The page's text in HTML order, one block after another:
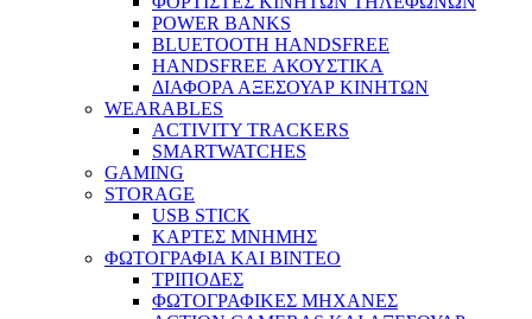
POWER BANKS
BLUETOOTH HANDSFREE
HANDSFREE ΑΚΟΥΣΤΙΚΑ
ΔΙΑΦΟΡΑ ΑΞΕΣΟΥΑΡ ΚΙΝΗΤΩΝ
WEARABLES
ACTIVITY TRACKERS
SMARTWATCHES
GAMING
STORAGE
USB STICK
ΚΑΡΤΕΣ ΜΝΗΜΗΣ
ΦΩΤΟΓΡΑΦΙΑ ΚΑΙ ΒΙΝΤΕΟ
ΤΡΙΠΟΔΕΣ
ΦΩΤΟΓΡΑΦΙΚΕΣ ΜΗΧΑΝΕΣ